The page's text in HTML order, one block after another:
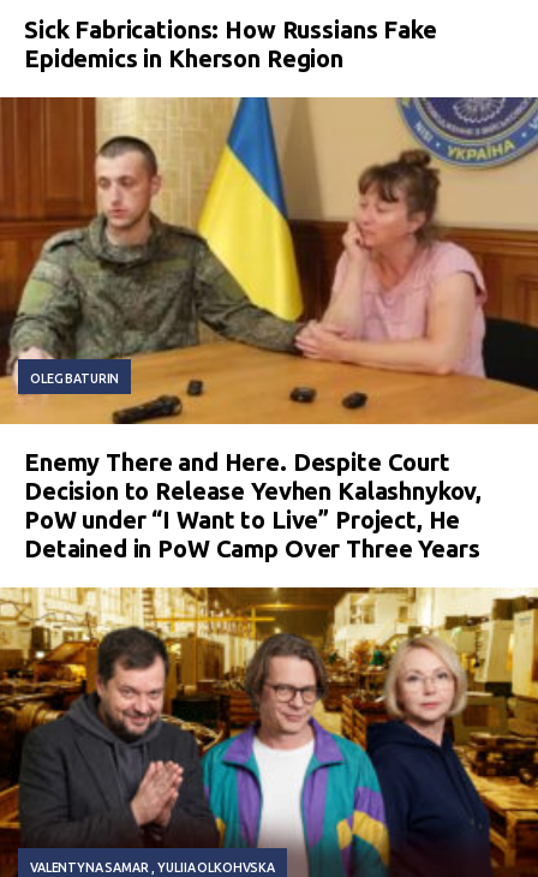
Sick Fabrications: How Russians Fake
Epidemics in Kherson Region
OLEG BATURIN
Enemy There and Here. Despite Court
Decision to Release Yevhen Kalashnykov,
PoW under “I Want to Live” Project, He
Detained in PoW Camp Over Three Years
VALENTYNA SAMAR YULIIA OLKOHVSKA